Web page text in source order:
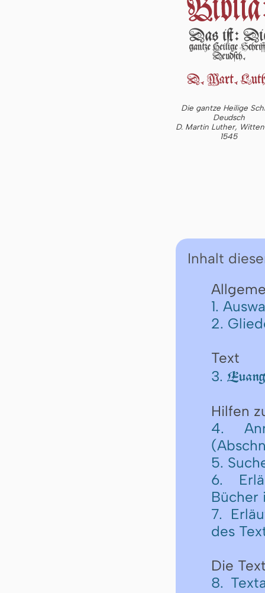
Die gantze Heilige
Deudsch
D. Martin Luther,
1545
Inhalt
1.
2.
Text
3.
Hilfen
4.
5.
6.
Bücher
7.
des
Die
8.